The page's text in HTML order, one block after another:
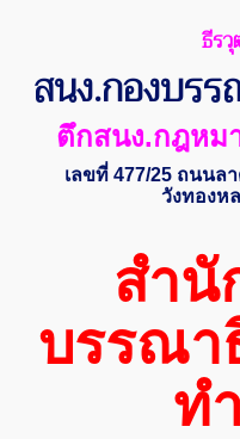
ธีร
สนง.กองบร
ตึกสนง.กฎหม
เลขที่ 477/25 ถนนล
วังทองห
สำนั
บรรณา
ท